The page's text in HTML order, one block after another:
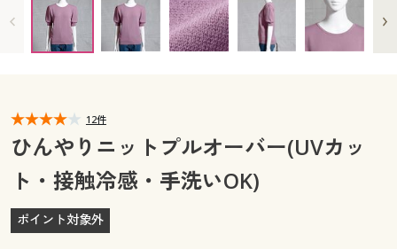
カタログ無料プレゼント
マイページ
閲覧履歴
お気に入り
会員メニュー
閲覧履歴
お気に入り
サポート
12件
ひんやりニットプルオーバー(UVカッ
ト・接触冷感・手洗いOK)
ポイント対象外